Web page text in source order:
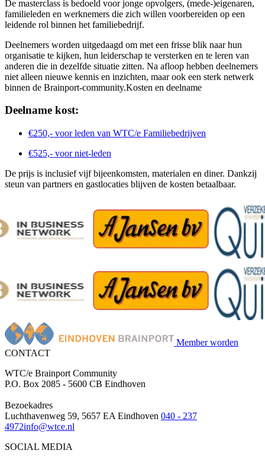
De masterclass is bedoeld voor jonge opvolgers, (mede-)eigenaren,
familieleden en werknemers die zich willen voorbereiden op een
leidende rol binnen het familiebedrijf.
Deelnemers worden uitgedaagd om met een frisse blik naar hun
organisatie te kijken, hun leiderschap te versterken en te leren van
anderen die in dezelfde situatie zitten. Na afloop hebben deelnemers
niet alleen nieuwe kennis en inzichten, maar ook een sterk netwerk
binnen de Brainport-community.Kosten en deelname
Deelname kost:
€250,- voor leden van WTC/e Familiebedrijven
€525,- voor niet-leden
De prijs is inclusief vijf bijeenkomsten, materialen en diner. Dankzij
steun van partners en gastlocaties blijven de kosten betaalbaar.
Member worden
CONTACT
WTC/e Brainport Community
P.O. Box 2085 - 5600 CB Eindhoven
Bezoekadres
Luchthavenweg 59, 5657 EA Eindhoven 040 - 237
4972info@wtce.nl
SOCIAL MEDIA